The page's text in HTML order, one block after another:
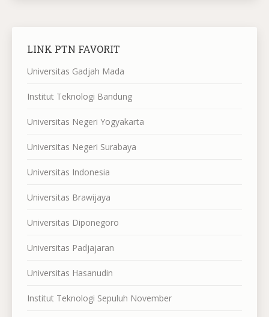
LINK PTN FAVORIT
Universitas Gadjah Mada
Institut Teknologi Bandung
Universitas Negeri Yogyakarta
Universitas Negeri Surabaya
Universitas Indonesia
Universitas Brawijaya
Universitas Diponegoro
Universitas Padjajaran
Universitas Hasanudin
Institut Teknologi Sepuluh November